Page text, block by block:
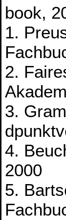
book,
1.
2.
3.
4.
2000
5.